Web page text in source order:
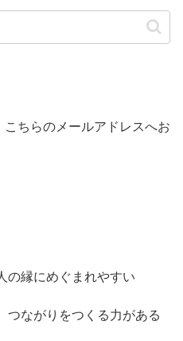
ちらのメールアドレスへお
の縁にめぐまれやすい
つながりをつくる力がある